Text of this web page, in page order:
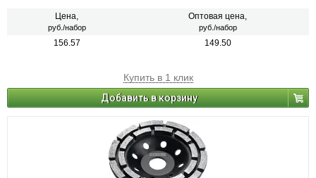
Цена,
руб./набор
Оптовая цена,
руб./набор
156.57 149.50
Купить в 1 клик
Добавить в корзину